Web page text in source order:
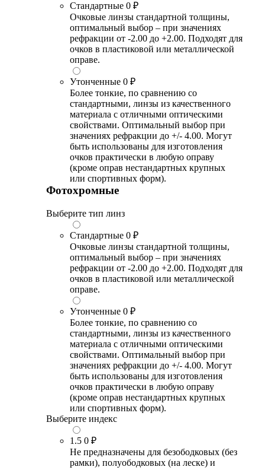
Стандартные 0 ₽
Очковые линзы стандартной толщины,
оптимальный выбор – при значениях
рефракции от -2.00 до +2.00. Подходят для
очков в пластиковой или металлической
оправе.
Утонченные 0 ₽
Более тонкие, по сравнению со
стандартными, линзы из качественного
материала с отличными оптическими
свойствами. Оптимальный выбор при
значениях рефракции до +/- 4.00. Могут
быть использованы для изготовления
очков практически в любую оправу
(кроме оправ нестандартных крупных
или спортивных форм).
Фотохромные
Выберите тип линз
Стандартные 0 ₽
Очковые линзы стандартной толщины,
оптимальный выбор – при значениях
рефракции от -2.00 до +2.00. Подходят для
очков в пластиковой или металлической
оправе.
Утонченные 0 ₽
Более тонкие, по сравнению со
стандартными, линзы из качественного
материала с отличными оптическими
свойствами. Оптимальный выбор при
значениях рефракции до +/- 4.00. Могут
быть использованы для изготовления
очков практически в любую оправу
(кроме оправ нестандартных крупных
или спортивных форм).
Выберите индекс
1.5 0 ₽
Не предназначены для безободковых (без
рамки), полуободковых (на леске) и